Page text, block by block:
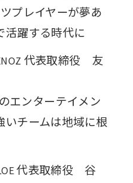
プレイヤーが夢あ
活躍する時代に
代表取締役 友
エンターテイメン
チームは地域に根
代表取締役 谷